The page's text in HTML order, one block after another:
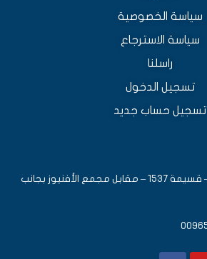
سياسة الخصوصية
سياسة الاسترجاع
راسلنا
تسجيل الدخول
تسجيل حساب جديد
الكويت – الري -قطعة 1 – قسيمة 1537 – مقابل مجمع الأفنيوز بجانب